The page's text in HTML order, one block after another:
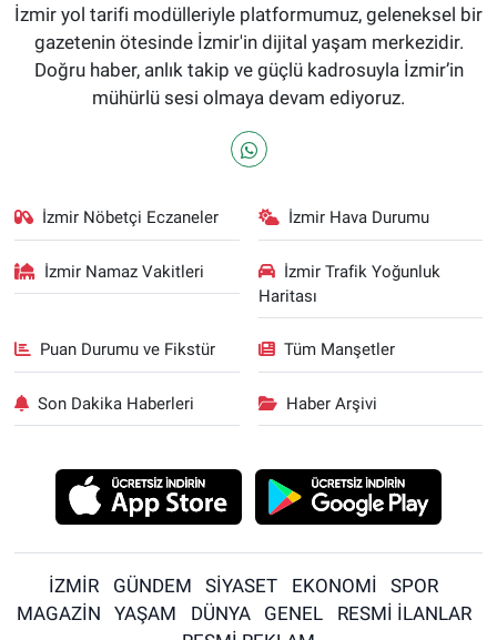
İzmir yol tarifi modülleriyle platformumuz, geleneksel bir
gazetenin ötesinde İzmir'in dijital yaşam merkezidir.
Doğru haber, anlık takip ve güçlü kadrosuyla İzmir’in
mühürlü sesi olmaya devam ediyoruz.
İzmir Nöbetçi Eczaneler İzmir Hava Durumu
İzmir Namaz Vakitleri
İzmir Trafik Yoğunluk
Haritası
Puan Durumu ve Fikstür Tüm Manşetler
Son Dakika Haberleri Haber Arşivi
İZMİR GÜNDEM SİYASET EKONOMİ
SPOR
MAGAZİN
YAŞAM DÜNYA GENEL
RESMİ İLANLAR